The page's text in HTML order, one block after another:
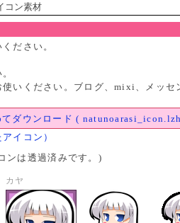
コン素材
ださい。
いください。ブログ、mixi、メッセ
てダウンロード (
イコン）
は透過済みです。)
カヤ